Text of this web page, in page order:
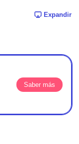
Expandir
Saber más